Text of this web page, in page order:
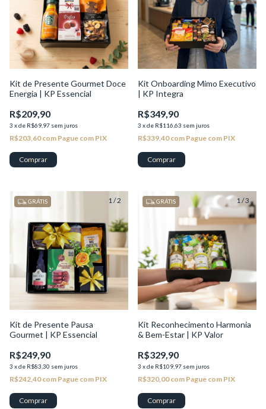
Kit de Presente Gourmet Doce
Energia | KP Essencial
R$209,90
3 xde R$69,97 sem juros
R$203,60com Pague com PIX
Kit Onboarding Mimo Executivo
| KP Integra
R$349,90
3 xde R$116,63 sem juros
R$339,40com Pague com PIX
1/2
GRÁTIS
Kit de Presente Pausa
Gourmet | KP Essencial
R$249,90
3 xde R$83,30 sem juros
R$242,40com Pague com PIX
1/3
GRÁTIS
Kit Reconhecimento Harmonia
& Bem-Estar | KP Valor
R$329,90
3 xde R$109,97 sem juros
R$320,00com Pague com PIX